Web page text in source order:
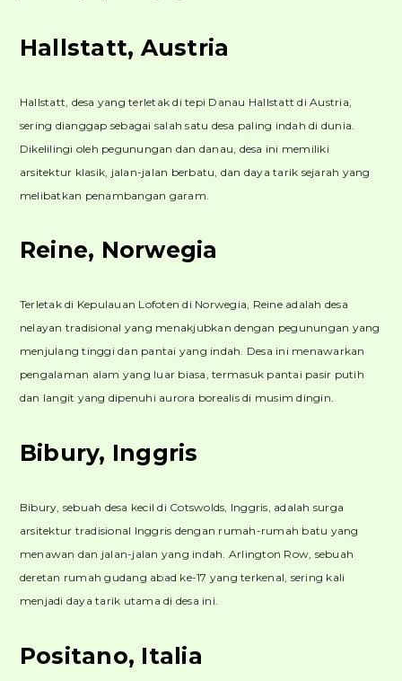
Hallstatt, Austria
Hallstatt, desa yang terletak di tepi Danau Hallstatt di Austria,
sering dianggap sebagai salah satu desa paling indah di dunia.
Dikelilingi oleh pegunungan dan danau, desa ini memiliki
arsitektur klasik, jalan-jalan berbatu, dan daya tarik sejarah yang
melibatkan penambangan garam.
Reine, Norwegia
Terletak di Kepulauan Lofoten di Norwegia, Reine adalah desa
nelayan tradisional yang menakjubkan dengan pegunungan yang
menjulang tinggi dan pantai yang indah. Desa ini menawarkan
pengalaman alam yang luar biasa, termasuk pantai pasir putih
dan langit yang dipenuhi aurora borealis di musim dingin.
Bibury, Inggris
Bibury, sebuah desa kecil di Cotswolds, Inggris, adalah surga
arsitektur tradisional Inggris dengan rumah-rumah batu yang
menawan dan jalan-jalan yang indah. Arlington Row, sebuah
deretan rumah gudang abad ke-17 yang terkenal, sering kali
menjadi daya tarik utama di desa ini.
Positano, Italia